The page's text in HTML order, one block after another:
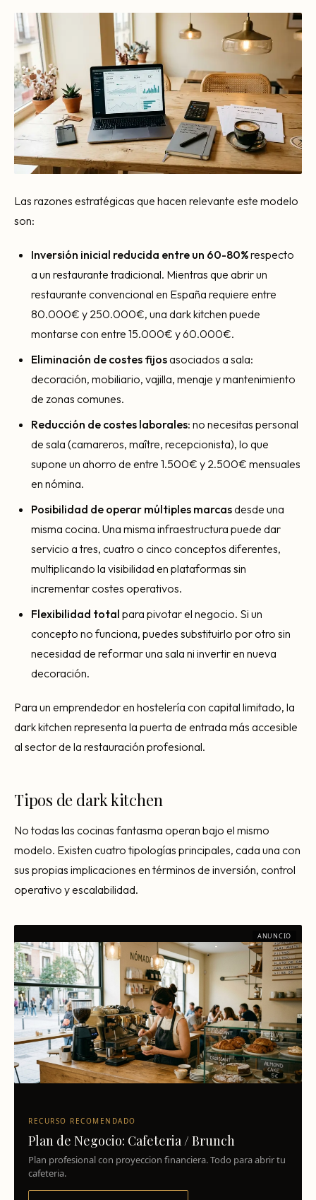
Las razones estratégicas que hacen relevante este modelo
son:
Inversión inicial reducida entre un 60-80%respecto
a un restaurante tradicional. Mientras que abrir un
restaurante convencional en España requiere entre
80.000€ y 250.000€, una dark kitchen puede
montarse con entre 15.000€ y 60.000€.
Eliminación de costes fijosasociados a sala:
decoración, mobiliario, vajilla, menaje y mantenimiento
de zonas comunes.
Reducción de costes laborales: no necesitas personal
de sala (camareros, maître, recepcionista), lo que
supone un ahorro de entre 1.500€ y 2.500€ mensuales
en nómina.
Posibilidad de operar múltiples marcasdesde una
misma cocina. Una misma infraestructura puede dar
servicio a tres, cuatro o cinco conceptos diferentes,
multiplicando la visibilidad en plataformas sin
incrementar costes operativos.
Flexibilidad total para pivotar el negocio. Si un
concepto no funciona, puedes substituirlo por otro sin
necesidad de reformar una sala ni invertir en nueva
decoración.
Para un emprendedor en hostelería con capital limitado, la
dark kitchen representa la puerta de entrada más accesible
al sector de la restauración profesional.
Tipos de dark kitchen
No todas las cocinas fantasma operan bajo el mismo
modelo. Existen cuatro tipologías principales, cada una con
sus propias implicaciones en términos de inversión, control
operativo y escalabilidad.
ANUNCIO
RECURSO RECOMENDADO
Plan de Negocio: Cafeteria / Brunch
Plan profesional con proyeccion financiera. Todo para abrir tu
cafeteria.